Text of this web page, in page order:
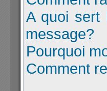
A quoi sert
message?
Pourquoi
Comment